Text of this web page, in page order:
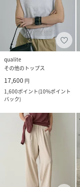
qualite
その他のトップス
17,600 円
1,600ポイント(10%ポイント
バック)